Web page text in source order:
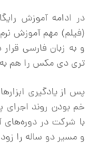
در ادامه آموزش
(فیلم) مهم آموزش
و به زبان فارسی
تری دی مکس را هم به
پس از یادگیری
خم بودن روند اجرای
با شرکت در دوره‌های
و مسیر دو ساله را